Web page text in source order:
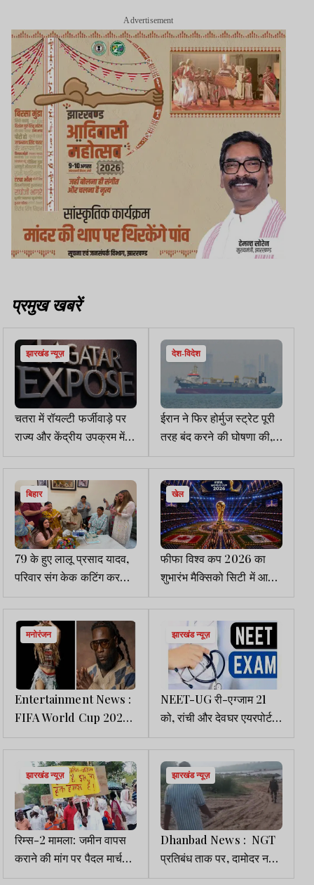
Advertisement
प्रमुख खबरें
झारखंड न्यूज़
चतरा में रॉयल्टी फर्जीवाड़े पर
राज्य और केंद्रीय उपक्रम में
ठनी, फर्जी रजिस्टर गुम, घोटाले
का दायरा बिहार तक
देश-विदेश
ईरान ने फिर होर्मुज स्ट्रेट पूरी
तरह बंद करने की घोषणा की,
दो जहाजों पर हमले का दावा
किया
बिहार
79 के हुए लालू प्रसाद यादव,
परिवार संग केक कटिंग कर
मनाया जन्मदिन
खेल
फीफा विश्व कप 2026 का
शुभारंभ मैक्सिको सिटी में आज
से, विजेता टीम को मिलेंगे 50
मिलियन डालर
मनोरंजन
Entertainment News :
FIFA World Cup 2026 :
ओपनिंग सेरेमनी में शकीरा व
बर्ना बॉय बिखेरेंगे जलवा
झारखंड न्यूज़
NEET-UG री-एग्जाम 21
को, रांची और देवघर एयरपोर्ट
पर वायुसेना पहुंचाएगी
प्रश्नपत्र
झारखंड न्यूज़
रिम्स-2 मामला: जमीन वापस
कराने की मांग पर पैदल मार्च
कर हजारों रैयत पहुंचे
झारखंड न्यूज़
Dhanbad News : NGT
प्रतिबंध ताक पर, दामोदर नदी
से अवैध बालू खनन जारी, 400